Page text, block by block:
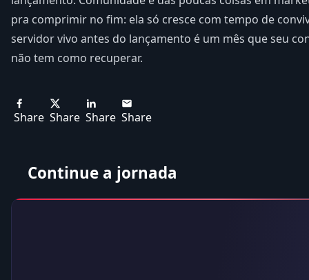
pra comprimir no fim: ela só cresce com tempo de
servidor vivo antes do lançamento é um mês que seu
não tem como recuperar.
Share Share Share Share
Continue a jornada